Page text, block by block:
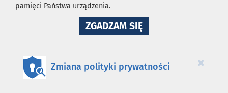
pamięci Państwa urządzenia.
ZGADZAM SIĘNA
WYKORZYSTANIE
×
Zmiana polityki prywatności